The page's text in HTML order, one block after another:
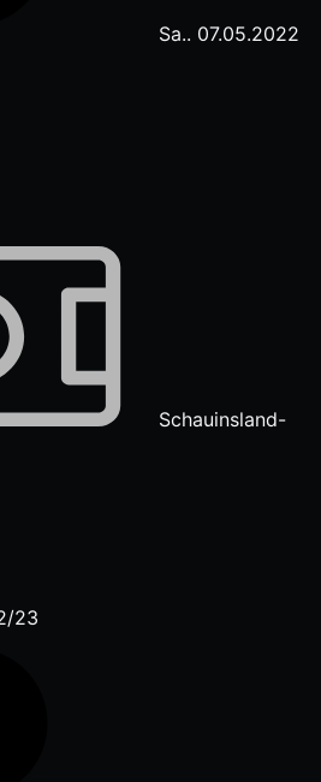
Sa.. 07.05.2022
Schauinsland-